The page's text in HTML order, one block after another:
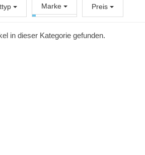
Marke Preis
in dieser Kategorie gefunden.